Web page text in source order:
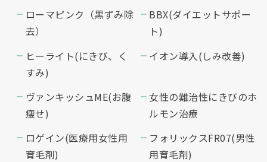
ローマピンク（黒ずみ除
去）
BBX(ダイエットサポー
ト)
ヒーライト(にきび、く
すみ)
イオン導入(しみ改善)
ヴァンキッシュME(お腹
痩せ)
女性の難治性にきびのホ
ルモン治療
ロゲイン(医療用女性用
育毛剤)
フォリックスFR07(男性
用育毛剤)